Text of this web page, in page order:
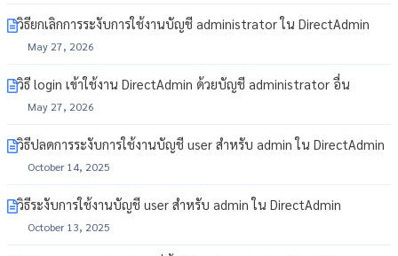
วิธียกเลิกการระงับการใช้งานบัญชี administrator ใน DirectAdmin
May 27, 2026
วิธี login เข้าใช้งาน DirectAdmin ด้วยบัญชี administrator อื่น
May 27, 2026
วิธีปลดการระงับการใช้งานบัญชี user สำหรับ admin ใน DirectAdmin
October 14, 2025
วิธีระงับการใช้งานบัญชี user สำหรับ admin ใน DirectAdmin
October 13, 2025